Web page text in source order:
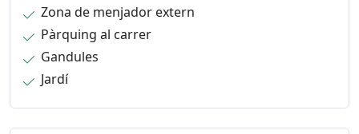
Zona de menjador extern
Pàrquing al carrer
Gandules
Jardí